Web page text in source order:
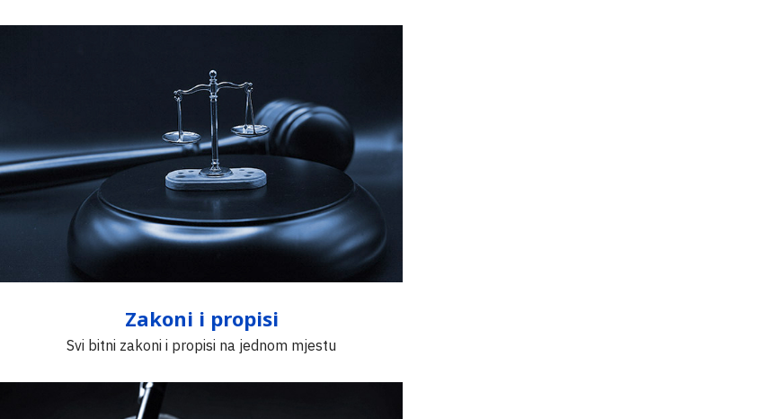
Zakoni i propisi
Svi bitni zakoni i propisi na jednom mjestu